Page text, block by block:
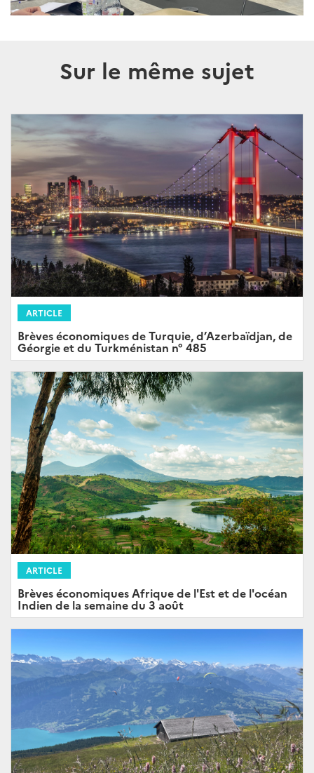
Sur le même sujet
ARTICLE
Brèves économiques de Turquie, d’Azerbaïdjan, de
Géorgie et du Turkménistan n° 485
ARTICLE
Brèves économiques Afrique de l'Est et de l'océan
Indien de la semaine du 3 août